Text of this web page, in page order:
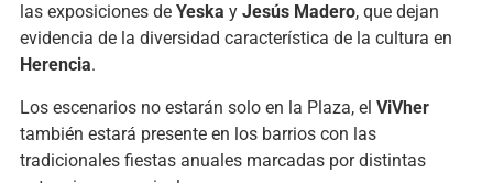
las exposiciones de Yeska y Jesús Madero, que dejan
evidencia de la diversidad característica de la cultura en
Herencia.
Los escenarios no estarán solo en la Plaza, el ViVher
también estará presente en los barrios con las
tradicionales fiestas anuales marcadas por distintas